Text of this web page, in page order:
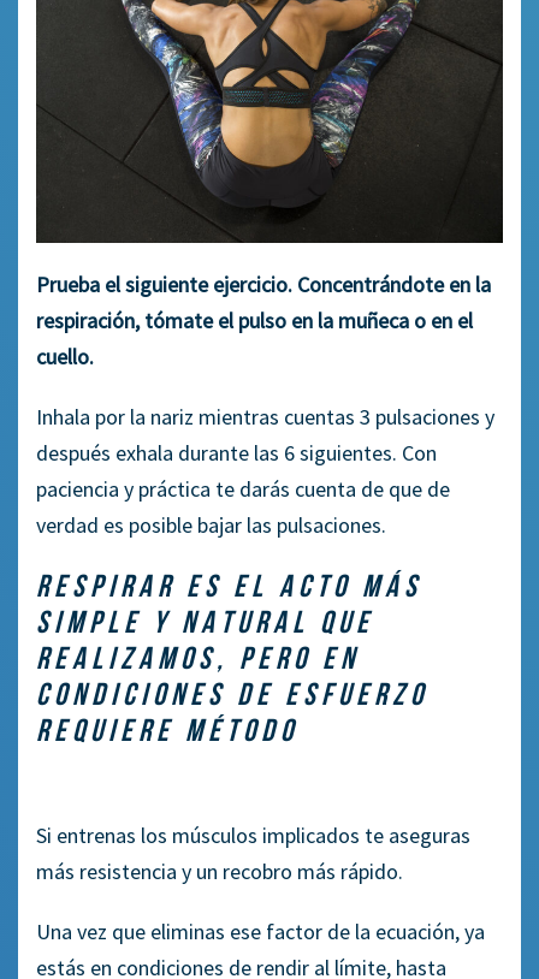
Prueba el siguiente ejercicio. Concentrándote en la
respiración, tómate el pulso en la muñeca o en el
cuello.
Inhala por la nariz mientras cuentas 3 pulsaciones y
después exhala durante las 6 siguientes. Con
paciencia y práctica te darás cuenta de que de
verdad es posible bajar las pulsaciones.
RESPIRAR ES EL ACTO MÁS
SIMPLE Y NATURAL QUE
REALIZAMOS, PERO EN
CONDICIONES DE ESFUERZO
REQUIERE MÉTODO
Si entrenas los músculos implicados te aseguras
más resistencia y un recobro más rápido.
Una vez que eliminas ese factor de la ecuación, ya
estás en condiciones de rendir al límite, hasta